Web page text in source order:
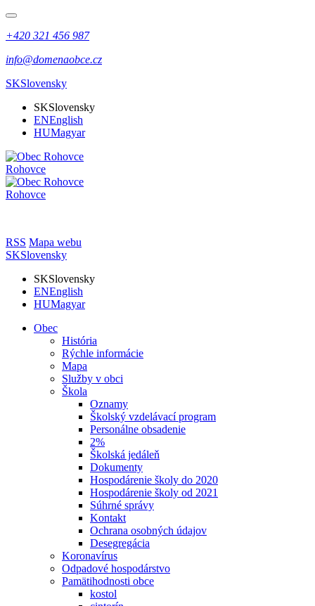
+420 321 456 987
info@domenaobce.cz
SKSlovensky
SKSlovensky
ENEnglish
HUMagyar
Rohovce
Rohovce
RSS Mapa webu
SKSlovensky
SKSlovensky
ENEnglish
HUMagyar
Obec
História
Rýchle informácie
Mapa
Služby v obci
Škola
Oznamy
Školský vzdelávací program
Personálne obsadenie
2%
Školská jedáleň
Dokumenty
Hospodárenie školy do 2020
Hospodárenie školy od 2021
Súhrné správy
Kontakt
Ochrana osobných údajov
Desegregácia
Koronavírus
Odpadové hospodárstvo
Pamätihodnosti obce
kostol